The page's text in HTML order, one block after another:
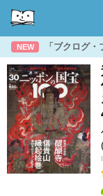
NEW 「ブクログ